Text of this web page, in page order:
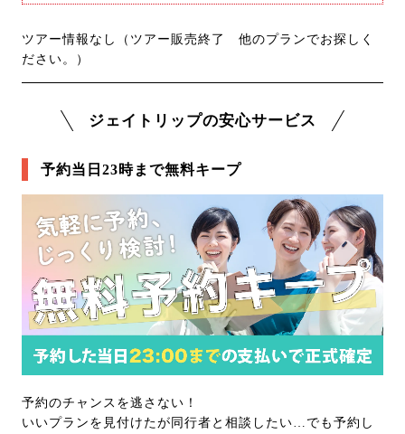
ツアー情報なし（ツアー販売終了 他のプランでお探しく
ださい。）
ジェイトリップの安心サービス
予約当日23時まで無料キープ
予約のチャンスを逃さない！
いいプランを見付けたが同行者と相談したい…でも予約し